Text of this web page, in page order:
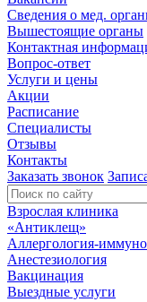
Сведения о мед.
Вышестоящие органы
Контактная
Вопрос-ответ
Услуги и цены
Акции
Расписание
Специалисты
Отзывы
Контакты
Заказать звонок
Взрослая клиника
«Антиклещ»
Аллергология-
Анестезиология
Вакцинация
Выездные услуги